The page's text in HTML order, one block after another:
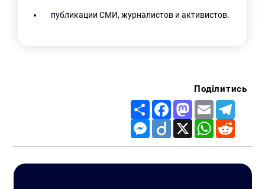
публикации СМИ, журналистов и активистов.
Поділитись
Share FacebookMastodon
Email
Messenger
Diigo X WhatsApp